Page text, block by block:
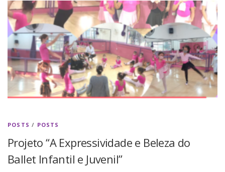
POSTS / POSTS
Projeto “A Expressividade e Beleza do
Ballet Infantil e Juvenil”